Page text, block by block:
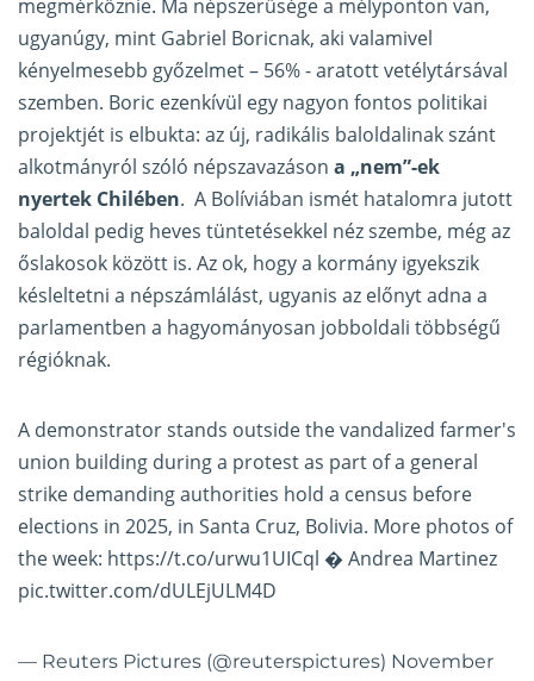
megmérkőznie. Ma népszerűsége a mélyponton van,
ugyanúgy, mint Gabriel Boricnak, aki valamivel
kényelmesebb győzelmet – 56% - aratott vetélytársával
szemben. Boric ezenkívül egy nagyon fontos politikai
projektjét is elbukta: az új, radikális baloldalinak szánt
alkotmányról szóló népszavazáson a „nem”-ek
nyertek Chilében. A Bolíviában ismét hatalomra jutott
baloldal pedig heves tüntetésekkel néz szembe, még az
őslakosok között is. Az ok, hogy a kormány igyekszik
késleltetni a népszámlálást, ugyanis az előnyt adna a
parlamentben a hagyományosan jobboldali többségű
régióknak.
A demonstrator stands outside the vandalized farmer's
union building during a protest as part of a general
strike demanding authorities hold a census before
elections in 2025, in Santa Cruz, Bolivia. More photos of
the week: https://t.co/urwu1UICql � Andrea Martinez
pic.twitter.com/dULEjULM4D
— Reuters Pictures (@reuterspictures) November